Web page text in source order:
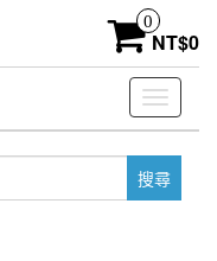
0
NT$0
Toggle